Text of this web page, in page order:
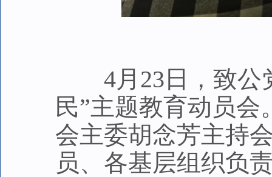
4月23日，致公
民”主题教育动员
会主委胡念芳主持
员、各基层组织负